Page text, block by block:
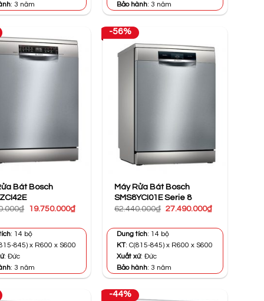
: 3 năm
Bảo hành: 3 năm
Bát Bosch
₫ Giá
46.990.000₫.
19.750.000₫Giá
là:
19.750.000₫.
: 14 bộ
845) x R600 x S600
: Đức
: 3 năm
-56%
Máy Rửa Bát Bosch
SMS8YCI01E Serie 8
62.440.000₫ Giá
62.440.000₫.
27.490.000₫Giá
là:
27.490.000₫.
Dung tích: 14 bộ
KT: C(815-845) x R600 x S600
Xuất xứ: Đức
Bảo hành: 3 năm
-44%